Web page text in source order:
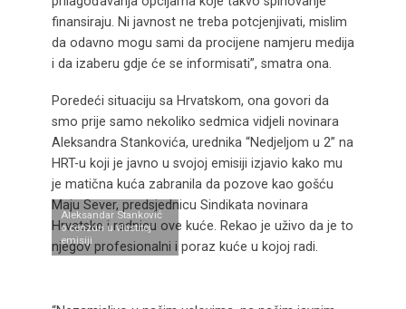
finansiraju. Ni javnost ne treba potcjenjivati, mislim
da odavno mogu sami da procijene namjeru medija
i da izaberu gdje će se informisati”, smatra ona.
Poredeći situaciju sa Hrvatskom, ona govori da
smo prije samo nekoliko sedmica vidjeli novinara
Aleksandra Stankovića, urednika “Nedjeljom u 2” na
HRT-u koji je javno u svojoj emisiji izjavio kako mu
je matična kuća zabranila da pozove kao gošću
Maju Sever, predsjednicu Sindikata novinara
Hrvatske i radnicu ove kuće. Rekao je uživo da je to
njegov profesionalni i poraz kuće u kojoj radi.
Aleksandar Stanković
o cenzuri u vlastitoj
emisiji